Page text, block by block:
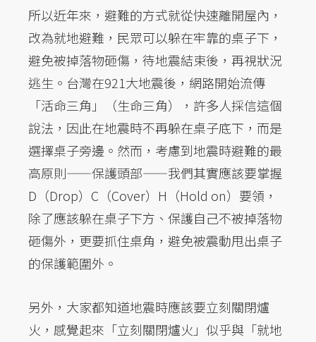
所以近年來，避難的方式就從快速離開屋內，
改為就地避難，民眾可以躲在牢靠的桌子下，
避免被掉落物砸傷，待地震結束後，再視狀況
逃生。台灣在921大地震後，網路開始流傳
「活命三角」（生命三角），許多人採信這個
說法，因此在地震時不再躲在桌子底下，而是
選擇桌子旁邊。然而，考慮到地震時避難的最
高原則——保護頭部——我們其實應該要掌握
D（Drop）C（Cover）H（Hold on）要領，
除了應該躲在桌子下方、保護自己不被掉落物
砸傷外，更要抓住桌角，避免被震動甩出桌子
的保護範圍外。
另外，大家都知道地震時應該要立刻關閉爐
火，感覺起來「立刻關閉爐火」似乎與「就地